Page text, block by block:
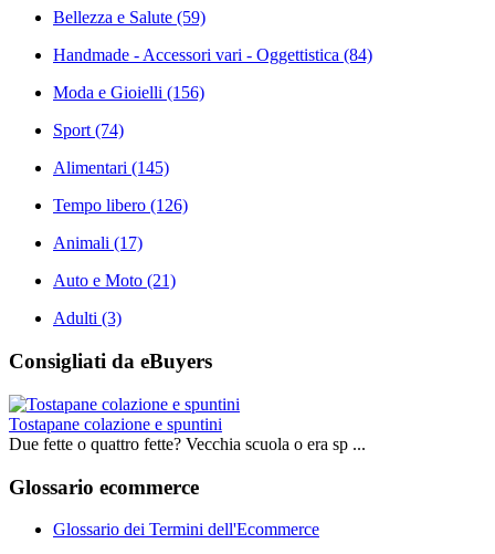
Bellezza e Salute (59)
Handmade - Accessori vari - Oggettistica (84)
Moda e Gioielli (156)
Sport(74)
Alimentari (145)
Tempo libero (126)
Animali (17)
Auto e Moto (21)
Adulti (3)
Consigliati da eBuyers
Tostapane colazione e spuntini
Due fette o quattro fette? Vecchia scuola o era sp ...
Glossario ecommerce
Glossario dei Termini dell'Ecommerce